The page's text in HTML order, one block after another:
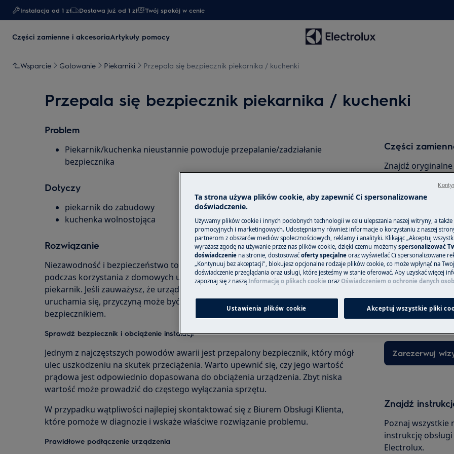
Instalacja od 1 zł Dostawa już od 1 zł​ Twój spokój w cenie
Części zamienne i akcesoriaArtykuły pomocy
Wsparcie Gotowanie Piekarniki Przepala się bezpiecznik piekarnika / kuchenki
Przepala się bezpiecznik piekarnika / kuchenki
Problem
Piekarnik/kuchenka nieustannie powoduje przepalanie/zadziałanie
bezpiecznika
Dotyczy
piekarnik do zabudowy
kuchenka wolnostojąca
Rozwiązanie
Niezawodność i bezpieczeństwo to kluczowe czynniki, na które zwracamy uwagę
podczas korzystania z domowych urządzeń AGD, takich jak kuchenka czy
piekarnik. Jeśli zauważysz, że urządzenie nie nagrzewa się prawidłowo lub nie
uruchamia się, przyczyną może być usterka elektryczna – najczęściej związana z
bezpiecznikiem.
Sprawdź bezpiecznik i obciążenie instalacji
Jednym z najczęstszych powodów awarii jest przepalony bezpiecznik, który mógł
ulec uszkodzeniu na skutek przeciążenia. Warto upewnić się, czy jego wartość
prądowa jest odpowiednio dopasowana do obciążenia urządzenia. Zbyt niska
wartość może prowadzić do częstego wyłączania sprzętu.
W przypadku wątpliwości najlepiej skontaktować się z Biurem Obsługi Klienta,
które pomoże w diagnozie i wskaże właściwe rozwiązanie problemu.
Prawidłowe podłączenie urządzenia
Części
Znajdź
akcesoria do
internetowym i
Do sklepu
Zamów wizytę
Niezależnie od
objęte gwarancją,
odpowiedni
Zarezerwuj
Znajdź
Poznaj wszystkie
instrukcję
Electrolux.
Ta strona używa plików cookie, aby zapewnić Ci spersonalizowane
doświadczenie.
Używamy plików cookie i innych podobnych technologii w celu ulepszania naszej witryny, a także
promocyjnych i marketingowych. Udostępniamy również informacje o korzystaniu z naszej
partnerom z obszarów mediów społecznościowych, reklamy i analityki. Klikając „Akceptuj
wyrażasz zgodę na używanie przez nas plików cookie, dzięki czemu możemy spersonalizować
doświadczenie na stronie, dostosować oferty specjalne oraz wyświetlać Ci spersonalizowane
„Kontynuuj bez akceptacji", blokujesz opcjonalne rodzaje plików cookie, co może wpłynąć na
doświadczenie przeglądania oraz usługi, które jesteśmy w stanie oferować. Aby uzyskać więcej
zapoznaj się z naszą Informacją o plikach cookie oraz Oświadczeniem o ochronie danych
Ustawienia plików cookie Akceptuj wszystkie pliki